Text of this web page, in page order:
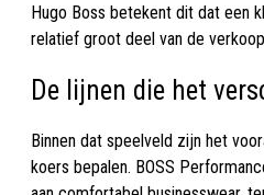
Hugo Boss betekent dit dat een
relatief groot deel van de
De lijnen die het
Binnen dat speelveld zijn het
koers bepalen. BOSS